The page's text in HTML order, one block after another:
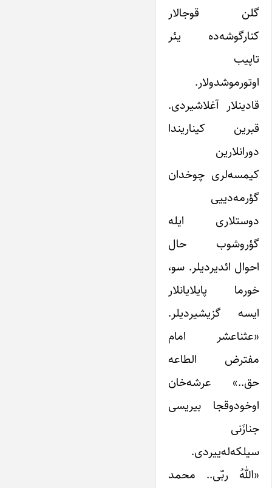
گلن قوجالار
کنارگوشه‌ده یئر
تاپیب
اوتورموشدولار.
قادینلار آغلاشیردی.
قبرین کیناریندا
دورانلارین
کیمسه‌لری چوخدان
گؤرمه‌دییی
دوستلاری ایله
گؤروشوب حال
احوال ائدیردیلر. سو،
خورما پایلایانلار
ایسه گزیشیردیلر.
«عثناعشر امام
مفترض الطاعه
حق..» عرشه‌خان
اوخودوقجا بیریسی
جنازَنی
سیلکه‌له‌ییردی.
«اللهُ ربّی.. محمد